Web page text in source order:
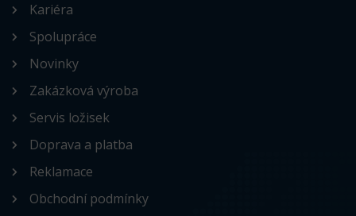
Kariéra
Spolupráce
Novinky
Zakázková výroba
Servis ložisek
Doprava a platba
Reklamace
Obchodní podmínky